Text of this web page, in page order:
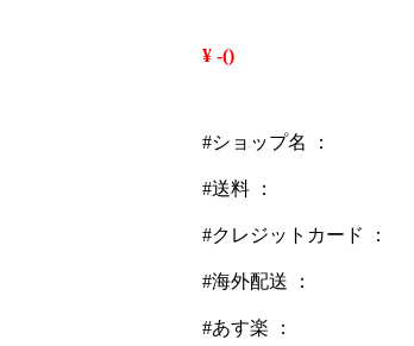
¥ -()
#ショップ名 ：
#送料 ：
#クレジットカード ：
#海外配送 ：
#あす楽 ：